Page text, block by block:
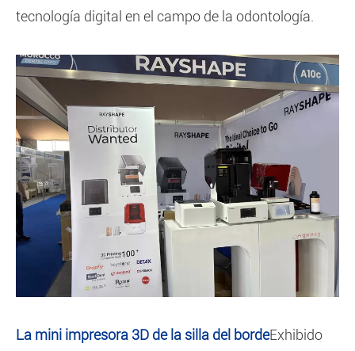
tecnología digital en el campo de la odontología.
La mini impresora 3D de la silla del bordeExhibido